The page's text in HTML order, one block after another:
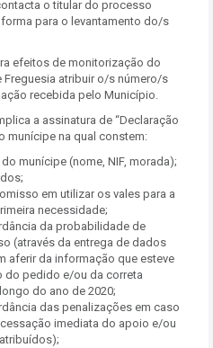
o titular do processo
para o levantamento do/s
efeitos de monitorização do
atribuir o/s número/s
recebida pelo Município.
a assinatura de “Declaração
munícipe na qual constem:
munícipe (nome, NIF, morada);
em utilizar os vales para a
necessidade;
da probabilidade de
(através da entrega de dados
aferir da informação que esteve
do pedido e/ou da correta
do ano de 2020;
das penalizações em caso
imediata do apoio e/ou